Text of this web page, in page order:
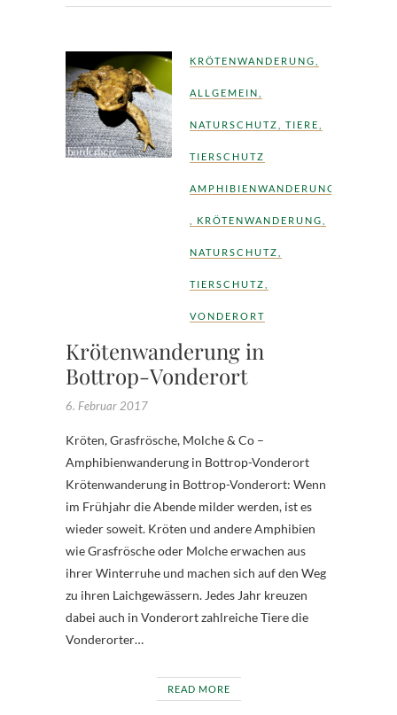
KRÖTENWANDERUNG
ALLGEMEIN
NATURSCHUTZ TIERE
TIERSCHUTZ
AMPHIBIENWANDERUNG
KRÖTENWANDERUNG
NATURSCHUTZ
TIERSCHUTZ
VONDERORT
Krötenwanderung in
Bottrop-Vonderort
6. Februar 2017
Kröten, Grasfrösche, Molche & Co –
Amphibienwanderung in Bottrop-Vonderort
Krötenwanderung in Bottrop-Vonderort: Wenn
im Frühjahr die Abende milder werden, ist es
wieder soweit. Kröten und andere Amphibien
wie Grasfrösche oder Molche erwachen aus
ihrer Winterruhe und machen sich auf den Weg
zu ihren Laichgewässern. Jedes Jahr kreuzen
dabei auch in Vonderort zahlreiche Tiere die
Vonderorter…
READ MORE